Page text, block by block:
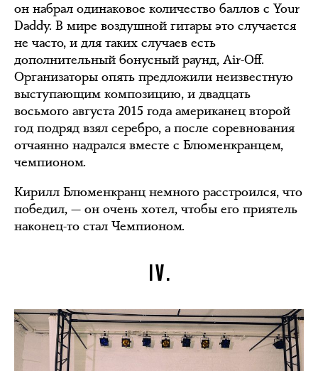
он набрал одинаковое количество баллов с Your
Daddy. В мире воздушной гитары это случается
не часто, и для таких случаев есть
дополнительный бонусный раунд, Air-Off.
Организаторы опять предложили неизвестную
выступающим композицию, и двадцать
восьмого августа 2015 года американец второй
год подряд взял серебро, а после соревнования
отчаянно надрался вместе с Блюменкранцем,
чемпионом.
Кирилл Блюменкранц немного расстроился, что
победил, — он очень хотел, чтобы его приятель
наконец-то стал Чемпионом.
IV.